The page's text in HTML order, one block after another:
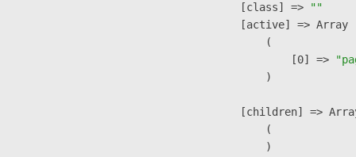
            [class] =>
""
            [active] => Array
                (
                    [0] =>
                )
[children] =>
                (
                )